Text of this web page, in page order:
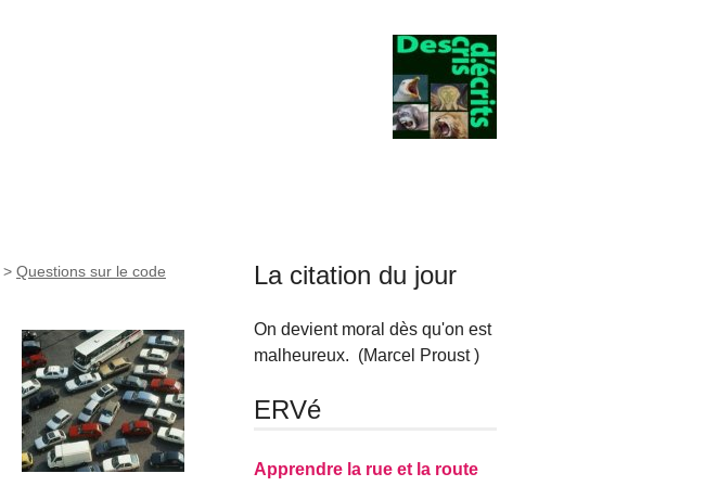
> Questions sur le code
La citation du jour
On devient moral dès qu'on est
malheureux. (Marcel Proust )
ERVé
Apprendre la rue et la route